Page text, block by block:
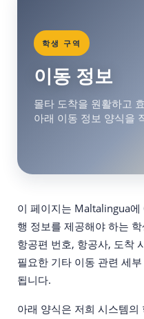
학생 구역
이동 정보
몰타 도착을 원활하고
아래 이동 정보 양식을
이 페이지는 Maltalingua에
행 정보를 제공해야 하는
항공편 번호, 항공사, 도착
필요한 기타 이동 관련 세
됩니다.
아래 양식은 저희 시스템의